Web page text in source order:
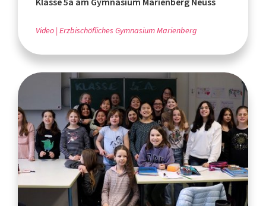
Video Erzbischöfliches Gymnasium Marienberg